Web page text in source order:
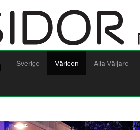
Sverige Världen Alla Väljare